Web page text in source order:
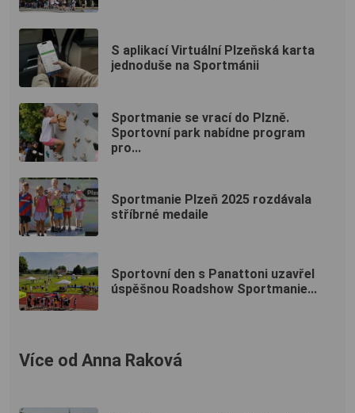
S aplikací Virtuální Plzeňská karta
jednoduše na Sportmánii
Sportmanie se vrací do Plzně.
Sportovní park nabídne program
pro...
Sportmanie Plzeň 2025 rozdávala
stříbrné medaile
Sportovní den s Panattoni uzavřel
úspěšnou Roadshow Sportmanie...
Více od Anna Raková